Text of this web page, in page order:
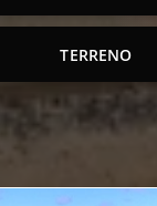
TERRENO